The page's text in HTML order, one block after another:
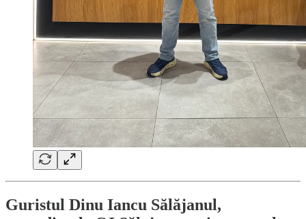
Guristul Dinu Iancu Sălăjanul,